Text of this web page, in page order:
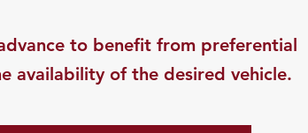
to benefit from preferential
availability of the desired vehicle.